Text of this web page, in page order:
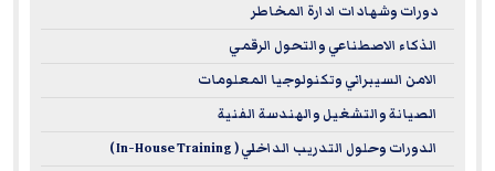
دورات وشهادات ادارة المخاطر
الذكاء الاصطناعي والتحول الرقمي
الامن السيبراني وتكنولوجيا المعلومات
الصيانة والتشغيل والهندسة الفنية
الدورات وحلول التدريب الداخلي ( In-House Training )